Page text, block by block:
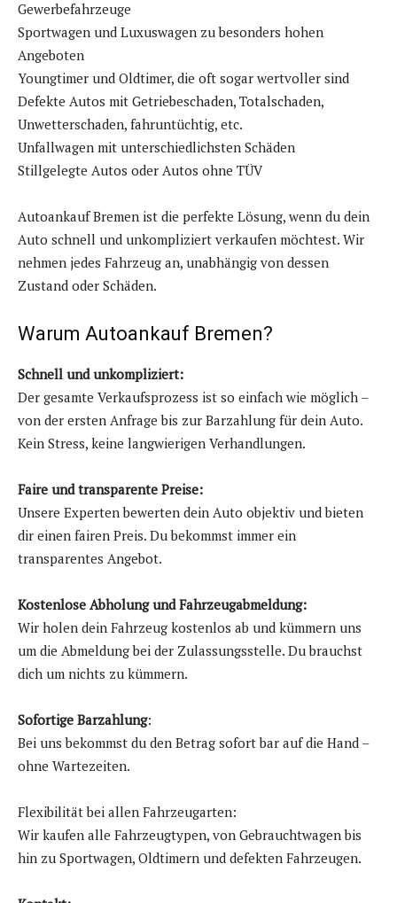
Gewerbefahrzeuge
Sportwagen und Luxuswagen zu besonders hohen
Angeboten
Youngtimer und Oldtimer, die oft sogar wertvoller sind
Defekte Autos mit Getriebeschaden, Totalschaden,
Unwetterschaden, fahruntüchtig, etc.
Unfallwagen mit unterschiedlichsten Schäden
Stillgelegte Autos oder Autos ohne TÜV
Autoankauf Bremen ist die perfekte Lösung, wenn du dein
Auto schnell und unkompliziert verkaufen möchtest. Wir
nehmen jedes Fahrzeug an, unabhängig von dessen
Zustand oder Schäden.
Warum Autoankauf Bremen?
Schnell und unkompliziert:
Der gesamte Verkaufsprozess ist so einfach wie möglich –
von der ersten Anfrage bis zur Barzahlung für dein Auto.
Kein Stress, keine langwierigen Verhandlungen.
Faire und transparente Preise:
Unsere Experten bewerten dein Auto objektiv und bieten
dir einen fairen Preis. Du bekommst immer ein
transparentes Angebot.
Kostenlose Abholung und Fahrzeugabmeldung:
Wir holen dein Fahrzeug kostenlos ab und kümmern uns
um die Abmeldung bei der Zulassungsstelle. Du brauchst
dich um nichts zu kümmern.
Sofortige Barzahlung:
Bei uns bekommst du den Betrag sofort bar auf die Hand –
ohne Wartezeiten.
Flexibilität bei allen Fahrzeugarten:
Wir kaufen alle Fahrzeugtypen, von Gebrauchtwagen bis
hin zu Sportwagen, Oldtimern und defekten Fahrzeugen.